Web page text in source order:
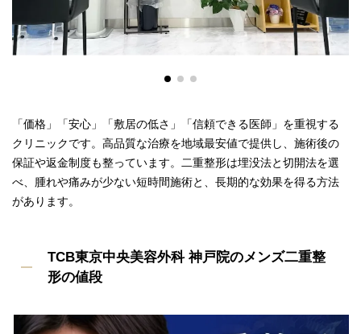
「価格」「安心」「敷居の低さ」「信頼できる医師」を重視する
クリニックです。高品質な治療を地域最安値で提供し、施術後の
保証や返金制度も整っています。二重整形は埋没法と切開法を選
べ、腫れや痛みが少ない短時間施術と、長期的な効果を得る方法
があります。
TCB東京中央美容外科 神戸院のメンズ二重整
形の値段